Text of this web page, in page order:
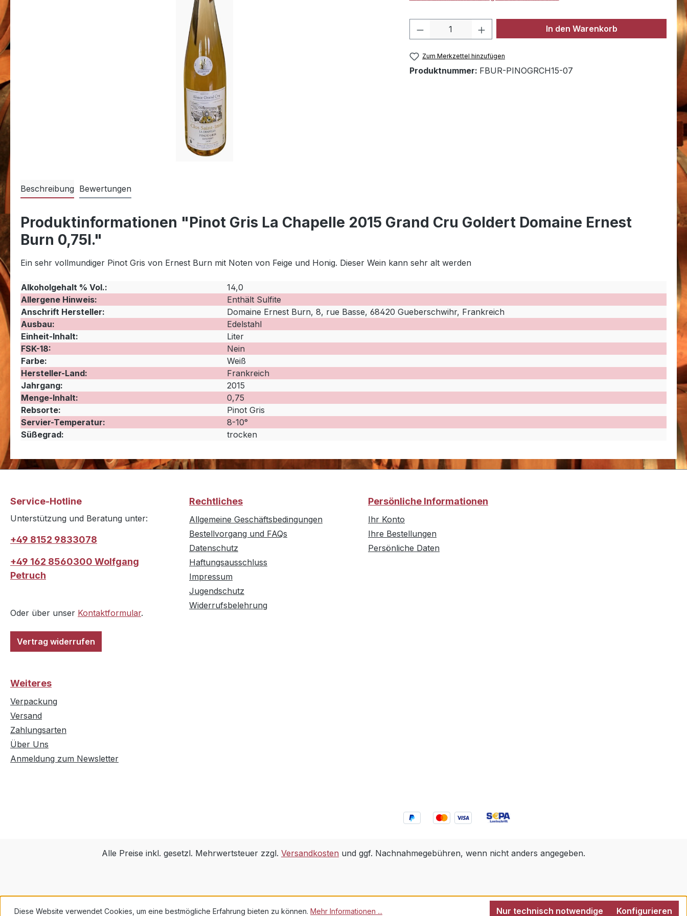
Produkt Anzahl: Gib den gewünschten Wert
In den Warenkorb
Zum Merkzettel hinzufügen
Produktnummer: FBUR-PINOGRCH15-07
Beschreibung Bewertungen
Produktinformationen "Pinot Gris La Chapelle 2015 Grand Cru Goldert Domaine Ernest
Burn 0,75l."
Ein sehr vollmundiger Pinot Gris von Ernest Burn mit Noten von Feige und Honig. Dieser Wein kann sehr alt werden
Alkoholgehalt % Vol.:
14,0
Allergene Hinweis:
Enthält Sulfite
Anschrift Hersteller:
Domaine Ernest Burn, 8, rue Basse, 68420 Gueberschwihr, Frankreich
Ausbau:
Edelstahl
Einheit-Inhalt:
Liter
FSK-18:
Nein
Farbe:
Weiß
Hersteller-Land:
Frankreich
Jahrgang:
2015
Menge-Inhalt:
0,75
Rebsorte:
Pinot Gris
Servier-Temperatur:
8-10°
Süßegrad:
trocken
Service-Hotline
Unterstützung und Beratung unter:
+49 8152 9833078
+49 162 8560300 Wolfgang
Petruch
Oder über unser Kontaktformular.
Vertrag widerrufen
Rechtliches
Allgemeine Geschäftsbedingungen
Bestellvorgang und FAQs
Datenschutz
Haftungsausschluss
Impressum
Jugendschutz
Widerrufsbelehrung
Persönliche Informationen
Ihr Konto
Ihre Bestellungen
Persönliche Daten
Weiteres
Verpackung
Versand
Zahlungsarten
Über Uns
Anmeldung zum Newsletter
Alle Preise inkl. gesetzl. Mehrwertsteuer zzgl. Versandkosten und ggf. Nachnahmegebühren, wenn nicht anders angegeben.
Diese Website verwendet Cookies, um eine bestmögliche Erfahrung bieten zu können. Mehr Informationen ... Nur technisch notwendige Konfigurieren